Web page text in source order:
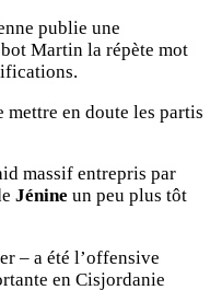
publie une
Martin la répète mot
en doute les partis
massif entrepris par
Jénine un peu plus tôt
– a été l’offensive
en Cisjordanie